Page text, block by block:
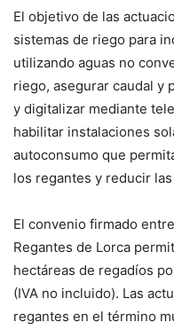
El objetivo de las
sistemas de riego para
utilizando aguas no
riego, asegurar caudal y
y digitalizar mediante
habilitar instalaciones
autoconsumo que
los regantes y reducir
El convenio firmado
Regantes de Lorca
hectáreas de regadíos
(IVA no incluido). Las
regantes en el término